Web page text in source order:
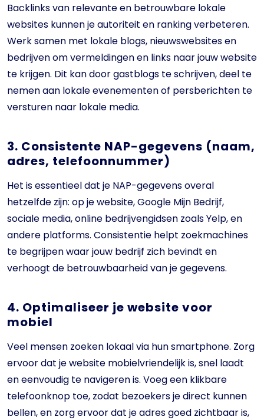
Backlinks van relevante en betrouwbare lokale
websites kunnen je autoriteit en ranking verbeteren.
Werk samen met lokale blogs, nieuwswebsites en
bedrijven om vermeldingen en links naar jouw website
te krijgen. Dit kan door gastblogs te schrijven, deel te
nemen aan lokale evenementen of persberichten te
versturen naar lokale media.
3. Consistente NAP-gegevens (naam,
adres, telefoonnummer)
Het is essentieel dat je NAP-gegevens overal
hetzelfde zijn: op je website, Google Mijn Bedrijf,
sociale media, online bedrijvengidsen zoals Yelp, en
andere platforms. Consistentie helpt zoekmachines
te begrijpen waar jouw bedrijf zich bevindt en
verhoogt de betrouwbaarheid van je gegevens.
4. Optimaliseer je website voor
mobiel
Veel mensen zoeken lokaal via hun smartphone. Zorg
ervoor dat je website mobielvriendelijk is, snel laadt
en eenvoudig te navigeren is. Voeg een klikbare
telefoonknop toe, zodat bezoekers je direct kunnen
bellen, en zorg ervoor dat je adres goed zichtbaar is,